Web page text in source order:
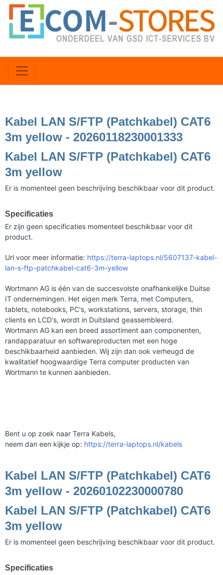
Kabel LAN S/FTP (Patchkabel) CAT6
3m yellow - 20260118230001333
Kabel LAN S/FTP (Patchkabel) CAT6
3m yellow
Er is momenteel geen beschrijving beschikbaar voor dit product.
Specificaties
Er zijn geen specificaties momenteel beschikbaar voor dit
product.
Url voor meer informatie: https://terra-laptops.nl/5607137-kabel-
lan-s-ftp-patchkabel-cat6-3m-yellow
Wortmann AG is één van de succesvolste onafhankelijke Duitse
IT ondernemingen. Het eigen merk Terra, met Computers,
tablets, notebooks, PC's, workstations, servers, storage, thin
clients en LCD's, wordt in Duitsland geassembleerd.
Wortmann AG kan een breed assortiment aan componenten,
randapparatuur en softwareproducten met een hoge
beschikbaarheid aanbieden. Wij zijn dan ook verheugd de
kwalitatief hoogwaardige Terra computer producten van
Wortmann te kunnen aanbieden.
Bent u op zoek naar Terra Kabels,
neem dan een kijkje op: https://terra-laptops.nl/kabels
Kabel LAN S/FTP (Patchkabel) CAT6
3m yellow - 20260102230000780
Kabel LAN S/FTP (Patchkabel) CAT6
3m yellow
Er is momenteel geen beschrijving beschikbaar voor dit product.
Specificaties